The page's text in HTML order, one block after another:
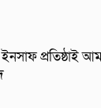
প্রতিষ্ঠাই